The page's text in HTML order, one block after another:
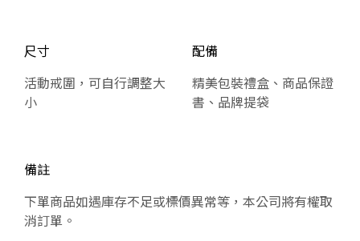
尺寸
活動戒圍，可自行調整大
小
配備
精美包裝禮盒、商品保證
書、品牌提袋
備註
下單商品如遇庫存不足或標價異常等，本公司將有權取
消訂單。